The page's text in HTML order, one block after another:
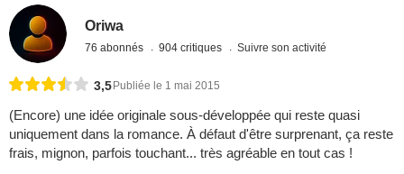
Oriwa
76 abonnés 904 critiques Suivre son activité
3,5Publiée le 1 mai 2015
(Encore) une idée originale sous-développée qui reste quasi
uniquement dans la romance. À défaut d'être surprenant, ça reste
frais, mignon, parfois touchant... très agréable en tout cas !